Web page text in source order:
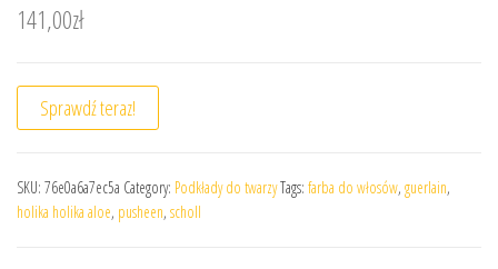
141,00zł
Sprawdź teraz!
SKU: 76e0a6a7ec5a Category: Podkłady do twarzyTags: farba do włosów, guerlain,
holika holika aloe, pusheen, scholl